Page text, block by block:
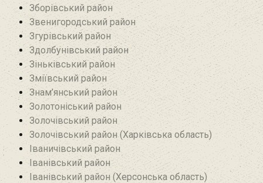
Зборівський район
Звенигородський район
Згурівський район
Здолбунівський район‎
Зіньківський район‎
Зміївський район
Знам’янський район
Золотоніський район
Золочівський район
Золочівський район (Харківська область)
Іваничівський район‎
Іванівський район
Іванівський район (Херсонська область)